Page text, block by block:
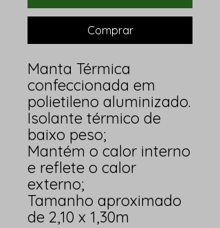
Comprar
Manta Térmica
confeccionada em
polietileno aluminizado.
Isolante térmico de
baixo peso;
Mantém o calor interno
e reflete o calor
externo;
Tamanho aproximado
de 2,10 x 1,30m